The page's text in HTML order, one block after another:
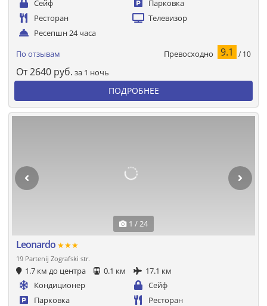
Сейф
Парковка
Ресторан
Телевизор
Ресепшн 24 часа
По отзывам Превосходно 9.1 / 10
От2640 руб. за 1 ночь
ПОДРОБНЕЕ
1 / 24
Leonardo ★★★
19 Partenij Zografski str.
1.7 км до центра 0.1 км
17.1 км
Кондиционер
Сейф
Парковка
Ресторан